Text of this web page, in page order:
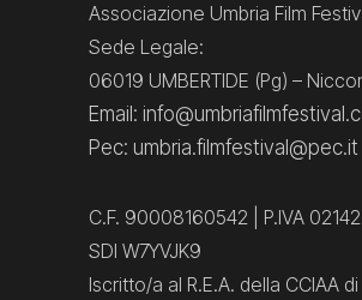
Associazione Umbria Film
Sede Legale:
06019 UMBERTIDE (Pg) –
Email:
Pec: umbria.filmfestival@pec.it
C.F. 90008160542 | P.IVA
SDI W7YVJK9
Iscritto/a al R.E.A. della CCIAA di